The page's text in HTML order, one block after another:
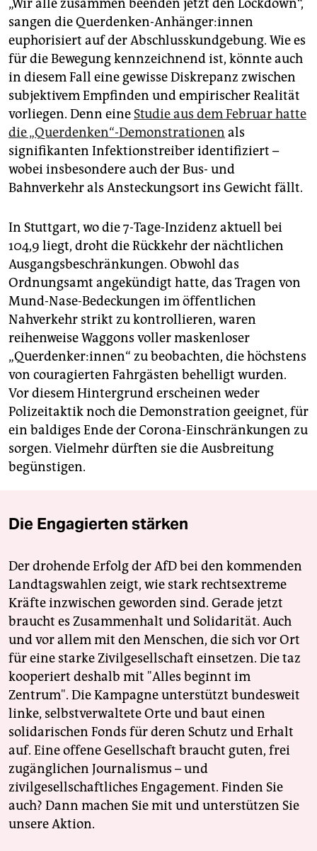
„Wir alle zusammen beenden jetzt den Lockdown“,
sangen die Querdenken-Anhänger:innen
euphorisiert auf der Abschlusskundgebung. Wie es
für die Bewegung kennzeichnend ist, könnte auch
in diesem Fall eine gewisse Diskrepanz zwischen
subjektivem Empfinden und empirischer Realität
vorliegen. Denn eine Studie aus dem Februar hatte
die „Querdenken“-Demonstrationen als
signifikanten Infektionstreiber identifiziert –
wobei insbesondere auch der Bus- und
Bahnverkehr als Ansteckungsort ins Gewicht fällt.
In Stuttgart, wo die 7-Tage-Inzidenz aktuell bei
104,9 liegt, droht die Rückkehr der nächtlichen
Ausgangsbeschränkungen. Obwohl das
Ordnungsamt angekündigt hatte, das Tragen von
Mund-Nase-Bedeckungen im öffentlichen
Nahverkehr strikt zu kontrollieren, waren
reihenweise Waggons voller maskenloser
„Querdenker:innen“ zu beobachten, die höchstens
von couragierten Fahrgästen behelligt wurden.
Vor diesem Hintergrund erscheinen weder
Polizeitaktik noch die Demonstration geeignet, für
ein baldiges Ende der Corona-Einschränkungen zu
sorgen. Vielmehr dürften sie die Ausbreitung
begünstigen.
Die Engagierten stärken
Der drohende Erfolg der AfD bei den kommenden
Landtagswahlen zeigt, wie stark rechtsextreme
Kräfte inzwischen geworden sind. Gerade jetzt
braucht es Zusammenhalt und Solidarität. Auch
und vor allem mit den Menschen, die sich vor Ort
für eine starke Zivilgesellschaft einsetzen. Die taz
kooperiert deshalb mit "Alles beginnt im
Zentrum". Die Kampagne unterstützt bundesweit
linke, selbstverwaltete Orte und baut einen
solidarischen Fonds für deren Schutz und Erhalt
auf. Eine offene Gesellschaft braucht guten, frei
zugänglichen Journalismus – und
zivilgesellschaftliches Engagement. Finden Sie
auch? Dann machen Sie mit und unterstützen Sie
unsere Aktion.